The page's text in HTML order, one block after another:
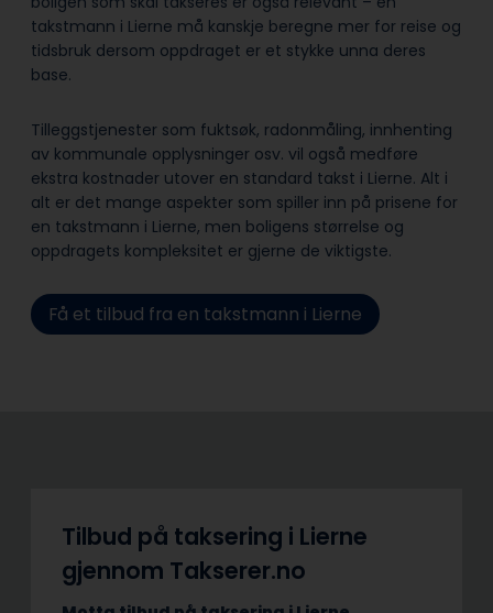
takstmann i Lierne må kanskje beregne mer for reise og
tidsbruk dersom oppdraget er et stykke unna deres
base.
Tilleggstjenester som fuktsøk, radonmåling, innhenting
av kommunale opplysninger osv. vil også medføre
ekstra kostnader utover en standard takst i Lierne. Alt i
alt er det mange aspekter som spiller inn på prisene for
en takstmann i Lierne, men boligens størrelse og
oppdragets kompleksitet er gjerne de viktigste.
Få et tilbud fra en takstmann i Lierne
Tilbud på taksering i Lierne
gjennom Takserer.no